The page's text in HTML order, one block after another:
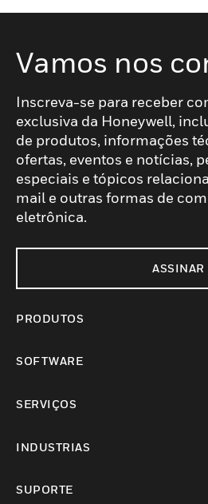
Vamos nos
Inscreva-se para receber
exclusiva da Honeywell,
de produtos, informações
ofertas, eventos e notícias,
especiais e tópicos
mail e outras formas de
eletrônica.
ASSINAR
PRODUTOS
SOFTWARE
SERVIÇOS
INDUSTRIAS
SUPORTE